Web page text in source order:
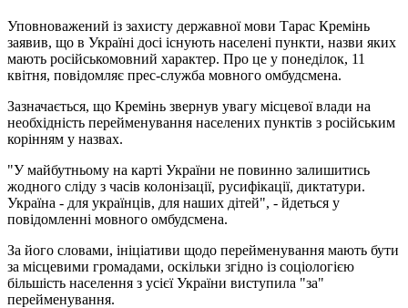
Уповноважений із захисту державної мови Тарас Кремінь
заявив, що в Україні досі існують населені пункти, назви яких
мають російськомовний характер. Про це у понеділок, 11
квітня, повідомляє прес-служба мовного омбудсмена.
Зазначається, що Кремінь звернув увагу місцевої влади на
необхідність перейменування населених пунктів з російським
корінням у назвах.
"У майбутньому на карті України не повинно залишитись
жодного сліду з часів колонізації, русифікації, диктатури.
Україна - для українців, для наших дітей", - йдеться у
повідомленні мовного омбудсмена.
За його словами, ініціативи щодо перейменування мають бути
за місцевими громадами, оскільки згідно із соціологією
більшість населення з усієї України виступила "за"
перейменування.